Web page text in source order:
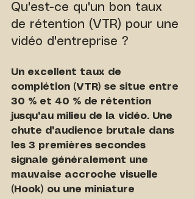
Qu'est-ce qu'un bon taux
de rétention (VTR) pour une
vidéo d'entreprise ?
Un excellent taux de
complétion (VTR) se situe entre
30 % et 40 % de rétention
jusqu'au milieu de la vidéo. Une
chute d'audience brutale dans
les 3 premières secondes
signale généralement une
mauvaise accroche visuelle
(Hook) ou une miniature